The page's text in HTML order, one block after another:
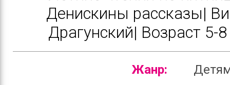
Денискины рассказы|
Драгунский| Возраст 5-
Жанр: